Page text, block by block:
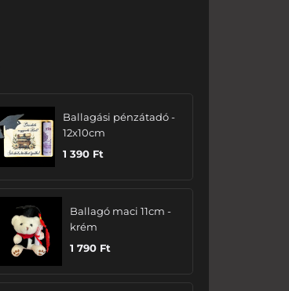
Ballagási pénzátadó -
12x10cm
1 390 Ft
Ballagó maci 11cm -
krém
1 790 Ft